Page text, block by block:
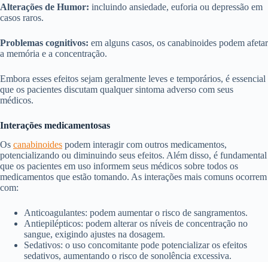
Alterações de Humor: incluindo ansiedade, euforia ou depressão em
casos raros.
Problemas cognitivos: em alguns casos, os canabinoides podem afetar
a memória e a concentração.
Embora esses efeitos sejam geralmente leves e temporários, é essencial
que os pacientes discutam qualquer sintoma adverso com seus
médicos.
Interações medicamentosas
Os canabinoides podem interagir com outros medicamentos,
potencializando ou diminuindo seus efeitos. Além disso, é fundamental
que os pacientes em uso informem seus médicos sobre todos os
medicamentos que estão tomando. As interações mais comuns ocorrem
com:
Anticoagulantes: podem aumentar o risco de sangramentos.
Antiepilépticos: podem alterar os níveis de concentração no
sangue, exigindo ajustes na dosagem.
Sedativos: o uso concomitante pode potencializar os efeitos
sedativos, aumentando o risco de sonolência excessiva.